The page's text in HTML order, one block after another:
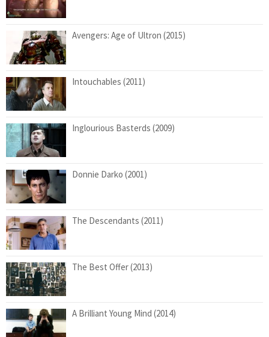
Avengers: Age of Ultron (2015)
Intouchables (2011)
Inglourious Basterds (2009)
Donnie Darko (2001)
The Descendants (2011)
The Best Offer (2013)
A Brilliant Young Mind (2014)